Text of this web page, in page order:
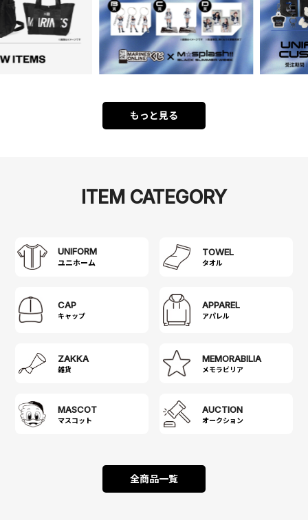
もっと見る
ITEM CATEGORY
UNIFORM TOWEL
タオル
CAP
キャップ
APPAREL
アパレル
ZAKKA
雑貨
MEMORABILIA
メモラビリア
MASCOT
マスコット
AUCTION
オークション
全商品一覧